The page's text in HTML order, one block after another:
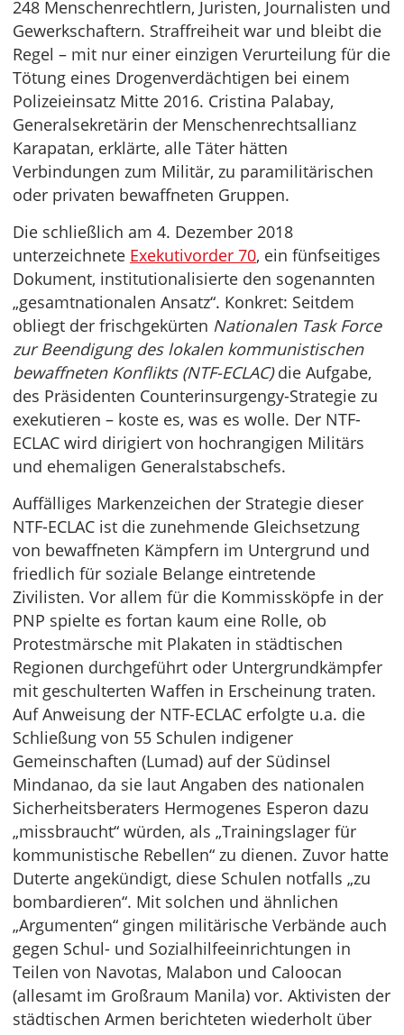
248 Menschenrechtlern, Juristen, Journalisten und
Gewerkschaftern. Straffreiheit war und bleibt die
Regel – mit nur einer einzigen Verurteilung für die
Tötung eines Drogenverdächtigen bei einem
Polizeieinsatz Mitte 2016. Cristina Palabay,
Generalsekretärin der Menschenrechtsallianz
Karapatan, erklärte, alle Täter hätten
Verbindungen zum Militär, zu paramilitärischen
oder privaten bewaffneten Gruppen.
Die schließlich am 4. Dezember 2018
unterzeichnete Exekutivorder 70, ein fünfseitiges
Dokument, institutionalisierte den sogenannten
„gesamtnationalen Ansatz“. Konkret: Seitdem
obliegt der frischgekürten Nationalen Task Force
zur Beendigung des lokalen kommunistischen
bewaffneten Konflikts (NTF-ECLAC)die Aufgabe,
des Präsidenten Counterinsurgengy-Strategie zu
exekutieren – koste es, was es wolle. Der NTF-
ECLAC wird dirigiert von hochrangigen Militärs
und ehemaligen Generalstabschefs.
Auffälliges Markenzeichen der Strategie dieser
NTF-ECLAC ist die zunehmende Gleichsetzung
von bewaffneten Kämpfern im Untergrund und
friedlich für soziale Belange eintretende
Zivilisten. Vor allem für die Kommissköpfe in der
PNP spielte es fortan kaum eine Rolle, ob
Protestmärsche mit Plakaten in städtischen
Regionen durchgeführt oder Untergrundkämpfer
mit geschulterten Waffen in Erscheinung traten.
Auf Anweisung der NTF-ECLAC erfolgte u.a. die
Schließung von 55 Schulen indigener
Gemeinschaften (Lumad) auf der Südinsel
Mindanao, da sie laut Angaben des nationalen
Sicherheitsberaters Hermogenes Esperon dazu
„missbraucht“ würden, als „Trainingslager für
kommunistische Rebellen“ zu dienen. Zuvor hatte
Duterte angekündigt, diese Schulen notfalls „zu
bombardieren“. Mit solchen und ähnlichen
„Argumenten“ gingen militärische Verbände auch
gegen Schul- und Sozialhilfeeinrichtungen in
Teilen von Navotas, Malabon und Caloocan
(allesamt im Großraum Manila) vor. Aktivisten der
städtischen Armen berichteten wiederholt über